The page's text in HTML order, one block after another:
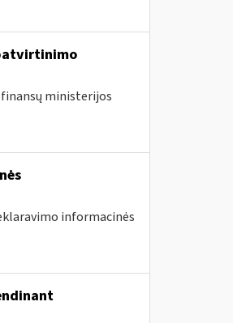
ministerijos
informacinės